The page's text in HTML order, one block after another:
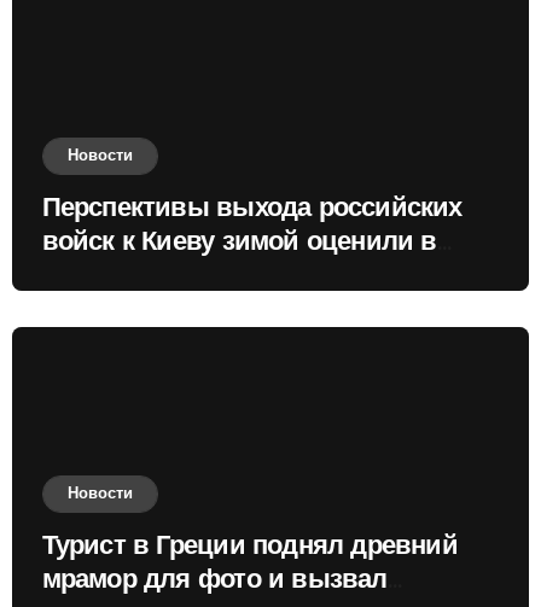
Новости
Перспективы выхода российских
войск к Киеву зимой оценили в
Новости
Турист в Греции поднял древний
мрамор для фото и вызвал